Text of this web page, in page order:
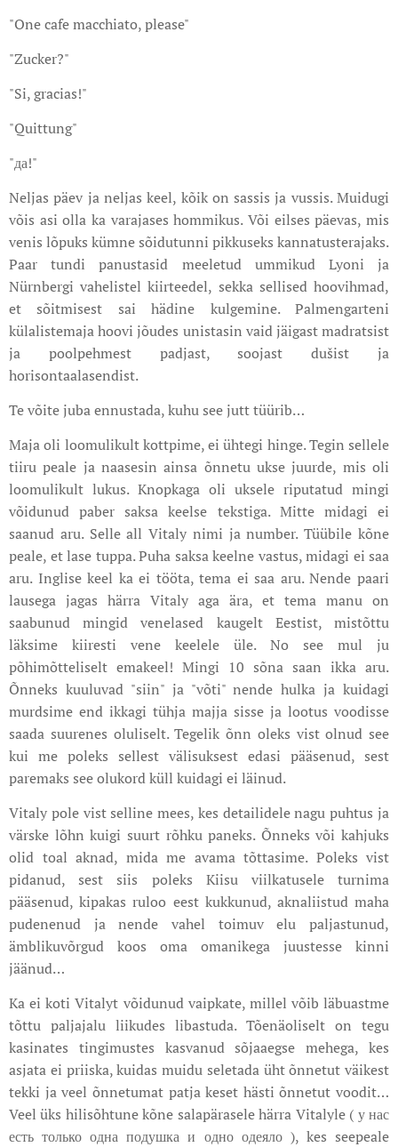
"One cafe macchiato, please"
"Zucker?"
"Si, gracias!"
"Quittung"
"да!"
Neljas päev ja neljas keel, kõik on sassis ja vussis. Muidugi
võis asi olla ka varajases hommikus. Või eilses päevas, mis
venis lõpuks kümne sõidutunni pikkuseks kannatusterajaks.
Paar tundi panustasid meeletud ummikud Lyoni ja
Nürnbergi vahelistel kiirteedel, sekka sellised hoovihmad,
et sõitmisest sai hädine kulgemine. Palmengarteni
külalistemaja hoovi jõudes unistasin vaid jäigast madratsist
ja poolpehmest padjast, soojast dušist ja
horisontaalasendist.
Te võite juba ennustada, kuhu see jutt tüürib…
Maja oli loomulikult kottpime, ei ühtegi hinge. Tegin sellele
tiiru peale ja naasesin ainsa õnnetu ukse juurde, mis oli
loomulikult lukus. Knopkaga oli uksele riputatud mingi
võidunud paber saksa keelse tekstiga. Mitte midagi ei
saanud aru. Selle all Vitaly nimi ja number. Tüübile kõne
peale, et lase tuppa. Puha saksa keelne vastus, midagi ei saa
aru. Inglise keel ka ei tööta, tema ei saa aru. Nende paari
lausega jagas härra Vitaly aga ära, et tema manu on
saabunud mingid venelased kaugelt Eestist, mistõttu
läksime kiiresti vene keelele üle. No see mul ju
põhimõtteliselt emakeel! Mingi 10 sõna saan ikka aru.
Õnneks kuuluvad "siin" ja "võti" nende hulka ja kuidagi
murdsime end ikkagi tühja majja sisse ja lootus voodisse
saada suurenes oluliselt. Tegelik õnn oleks vist olnud see
kui me poleks sellest välisuksest edasi pääsenud, sest
paremaks see olukord küll kuidagi ei läinud.
Vitaly pole vist selline mees, kes detailidele nagu puhtus ja
värske lõhn kuigi suurt rõhku paneks. Õnneks või kahjuks
olid toal aknad, mida me avama tõttasime. Poleks vist
pidanud, sest siis poleks Kiisu viilkatusele turnima
pääsenud, kipakas ruloo eest kukkunud, aknaliistud maha
pudenenud ja nende vahel toimuv elu paljastunud,
ämblikuvõrgud koos oma omanikega juustesse kinni
jäänud…
Ka ei koti Vitalyt võidunud vaipkate, millel võib läbuastme
tõttu paljajalu liikudes libastuda. Tõenäoliselt on tegu
kasinates tingimustes kasvanud sõjaaegse mehega, kes
asjata ei priiska, kuidas muidu seletada üht õnnetut väikest
tekki ja veel õnnetumat patja keset hästi õnnetut voodit…
Veel üks hilisõhtune kõne salapärasele härra Vitalyle ( у нас
есть только одна подушка и одно одеяло ), kes seepeale